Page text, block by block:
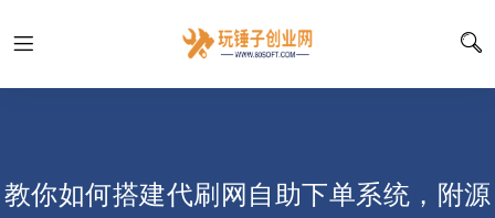
教你如何搭建代刷网自助下单系统，附源